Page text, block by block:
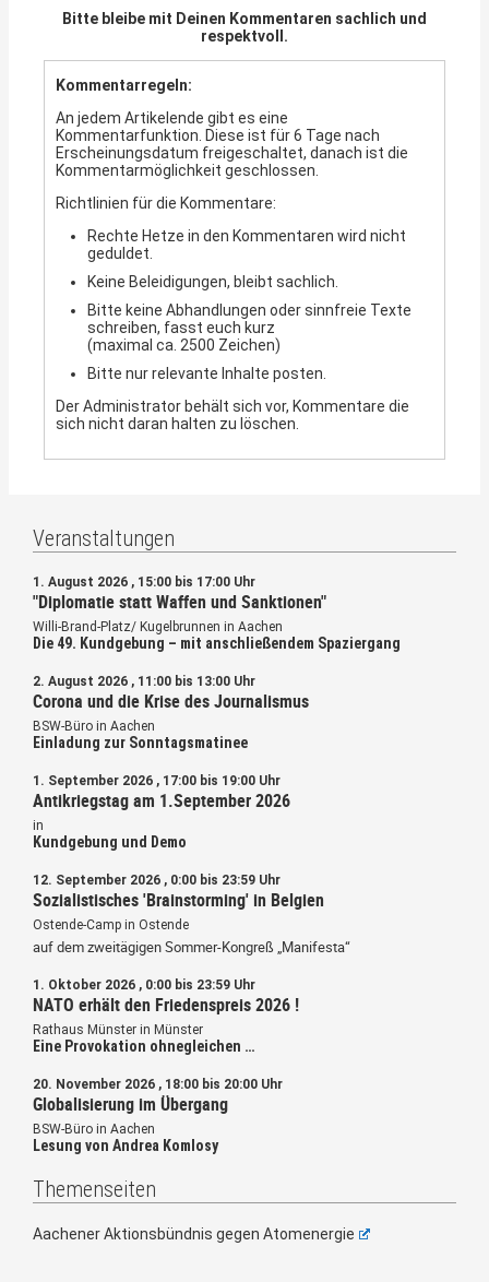
Bitte bleibe mit Deinen Kommentaren sachlich und
respektvoll.
Kommentarregeln:
An jedem Artikelende gibt es eine
Kommentarfunktion. Diese ist für 6 Tage nach
Erscheinungsdatum freigeschaltet, danach ist die
Kommentarmöglichkeit geschlossen.
Richtlinien für die Kommentare:
Rechte Hetze in den Kommentaren wird nicht
geduldet.
Keine Beleidigungen, bleibt sachlich.
Bitte keine Abhandlungen oder sinnfreie Texte
schreiben, fasst euch kurz
(maximal ca. 2500 Zeichen)
Bitte nur relevante Inhalte posten.
Der Administrator behält sich vor, Kommentare die
sich nicht daran halten zu löschen.
Veranstaltungen
1. August 2026 , 15:00 bis 17:00 Uhr
"Diplomatie statt Waffen und Sanktionen"
Willi-Brand-Platz/ Kugelbrunnen in Aachen
Die 49. Kundgebung – mit anschließendem Spaziergang
2. August 2026 , 11:00 bis 13:00 Uhr
Corona und die Krise des Journalismus
BSW-Büro in Aachen
Einladung zur Sonntagsmatinee
1. September 2026 , 17:00 bis 19:00 Uhr
Antikriegstag am 1.September 2026
in
Kundgebung und Demo
12. September 2026 , 0:00 bis 23:59 Uhr
Sozialistisches 'Brainstorming' in Belgien
Ostende-Camp in Ostende
auf dem zweitägigen Sommer-Kongreß „Manifesta“
1. Oktober 2026 , 0:00 bis 23:59 Uhr
NATO erhält den Friedenspreis 2026 !
Rathaus Münster in Münster
Eine Provokation ohnegleichen …
20. November 2026 , 18:00 bis 20:00 Uhr
Globalisierung im Übergang
BSW-Büro in Aachen
Lesung von Andrea Komlosy
Themenseiten
Aachener Aktionsbündnis gegen Atomenergie